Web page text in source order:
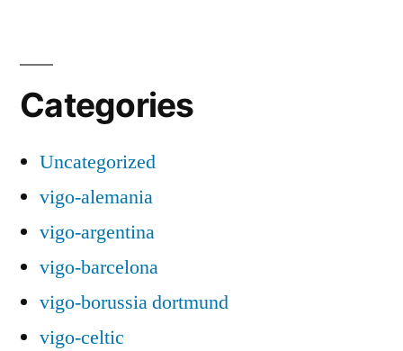
Categories
Uncategorized
vigo-alemania
vigo-argentina
vigo-barcelona
vigo-borussia dortmund
vigo-celtic